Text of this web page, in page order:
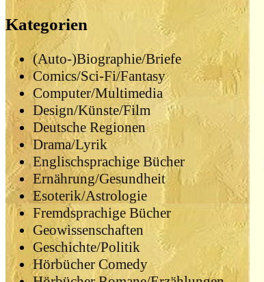
Kategorien
(Auto-)Biographie/Briefe
Comics/Sci-Fi/Fantasy
Computer/Multimedia
Design/Künste/Film
Deutsche Regionen
Drama/Lyrik
Englischsprachige Bücher
Ernährung/Gesundheit
Esoterik/Astrologie
Fremdsprachige Bücher
Geowissenschaften
Geschichte/Politik
Hörbücher Comedy